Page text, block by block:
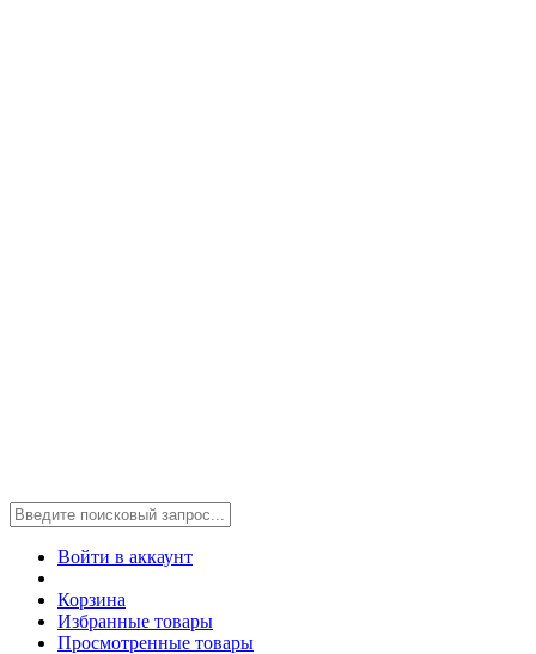
Войти в аккаунт
Корзина
Избранные товары
Просмотренные товары